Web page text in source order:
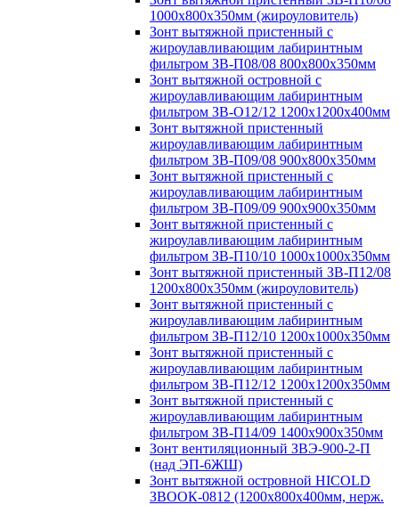
1000х800х350мм (жироуловитель)
Зонт вытяжной пристенный с
жироулавливающим лабиринтным
фильтром ЗВ-П08/08 800х800х350мм
Зонт вытяжной островной с
жироулавливающим лабиринтным
фильтром ЗВ-О12/12 1200х1200х400мм
Зонт вытяжной пристенный
жироулавливающим лабиринтным
фильтром ЗВ-П09/08 900х800х350мм
Зонт вытяжной пристенный с
жироулавливающим лабиринтным
фильтром ЗВ-П09/09 900х900х350мм
Зонт вытяжной пристенный с
жироулавливающим лабиринтным
фильтром ЗВ-П10/10 1000х1000х350мм
Зонт вытяжной пристенный ЗВ-П12/08
1200х800х350мм (жироуловитель)
Зонт вытяжной пристенный с
жироулавливающим лабиринтным
фильтром ЗВ-П12/10 1200х1000х350мм
Зонт вытяжной пристенный с
жироулавливающим лабиринтным
фильтром ЗВ-П12/12 1200х1200х350мм
Зонт вытяжной пристенный с
жироулавливающим лабиринтным
фильтром ЗВ-П14/09 1400х900х350мм
Зонт вентиляционный ЗВЭ-900-2-П
(над ЭП-6ЖШ)
Зонт вытяжной островной HICOLD
ЗВООК-0812 (1200х800x400мм, нерж.